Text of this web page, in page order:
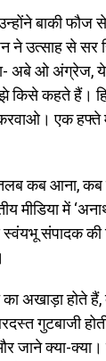
बाकी फौज
उत्साह से सर
अबे ओ अंग्रेज, ये
किसे कहते हैं।
करवाओ। एक
कब आना,
मीडिया में
संपादक की
होते हैं,
गुटबाजी
जाने क्या-क्या।